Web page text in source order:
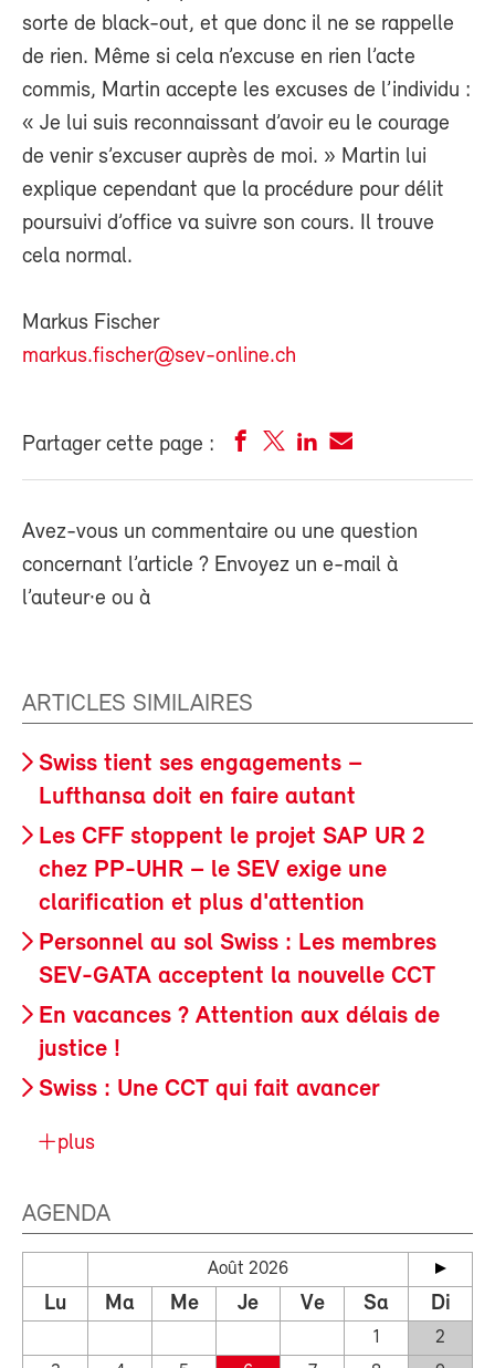
sorte de black-out, et que donc il ne se rappelle
de rien. Même si cela n’excuse en rien l’acte
commis, Martin accepte les excuses de l’individu :
« Je lui suis reconnaissant d’avoir eu le courage
de venir s’excuser auprès de moi. » Martin lui
explique cependant que la procédure pour délit
poursuivi d’office va suivre son cours. Il trouve
cela normal.
Markus Fischer
markus.fischer@sev-online.ch
Partager cette page :
Avez-vous un commentaire ou une question
concernant l’article ? Envoyez un e-mail à
l’auteur·e ou à
ARTICLES SIMILAIRES
Swiss tient ses engagements –
Lufthansa doit en faire autant
Les CFF stoppent le projet SAP UR 2
chez PP-UHR – le SEV exige une
clarification et plus d'attention
Personnel au sol Swiss : Les membres
SEV-GATA acceptent la nouvelle CCT
En vacances ? Attention aux délais de
justice !
Swiss : Une CCT qui fait avancer
plus
AGENDA
Août 2026
Lu Ma Me Je Ve Sa Di
1
2